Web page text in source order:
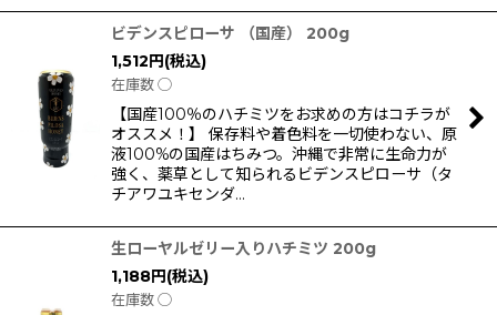
ビデンスピローサ （国産） 200g
1,512円(税込)
在庫数 ◯
【国産100％のハチミツをお求めの方はコチラが
オススメ！】 保存料や着色料を一切使わない、原
液100%の国産はちみつ。沖縄で非常に生命力が
強く、薬草として知られるビデンスピローサ（タ
チアワユキセンダ…
生ローヤルゼリー入りハチミツ 200g
1,188円(税込)
在庫数 ◯